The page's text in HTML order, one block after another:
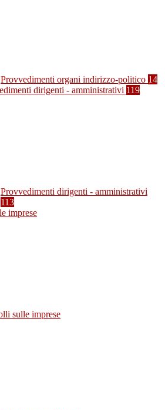
Provvedimenti organi indirizzo-politico 14
dirigenti - amministrativi 119
Provvedimenti dirigenti - amministrativi
113
imprese
sulle imprese